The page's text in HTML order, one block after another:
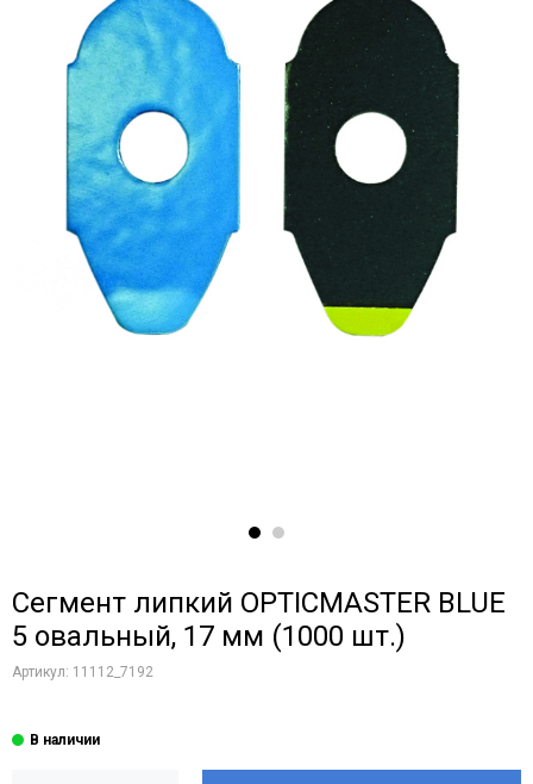
Сегмент липкий OPTICMASTER BLUE
5 овальный, 17 мм (1000 шт.)
Артикул: 11112_7192